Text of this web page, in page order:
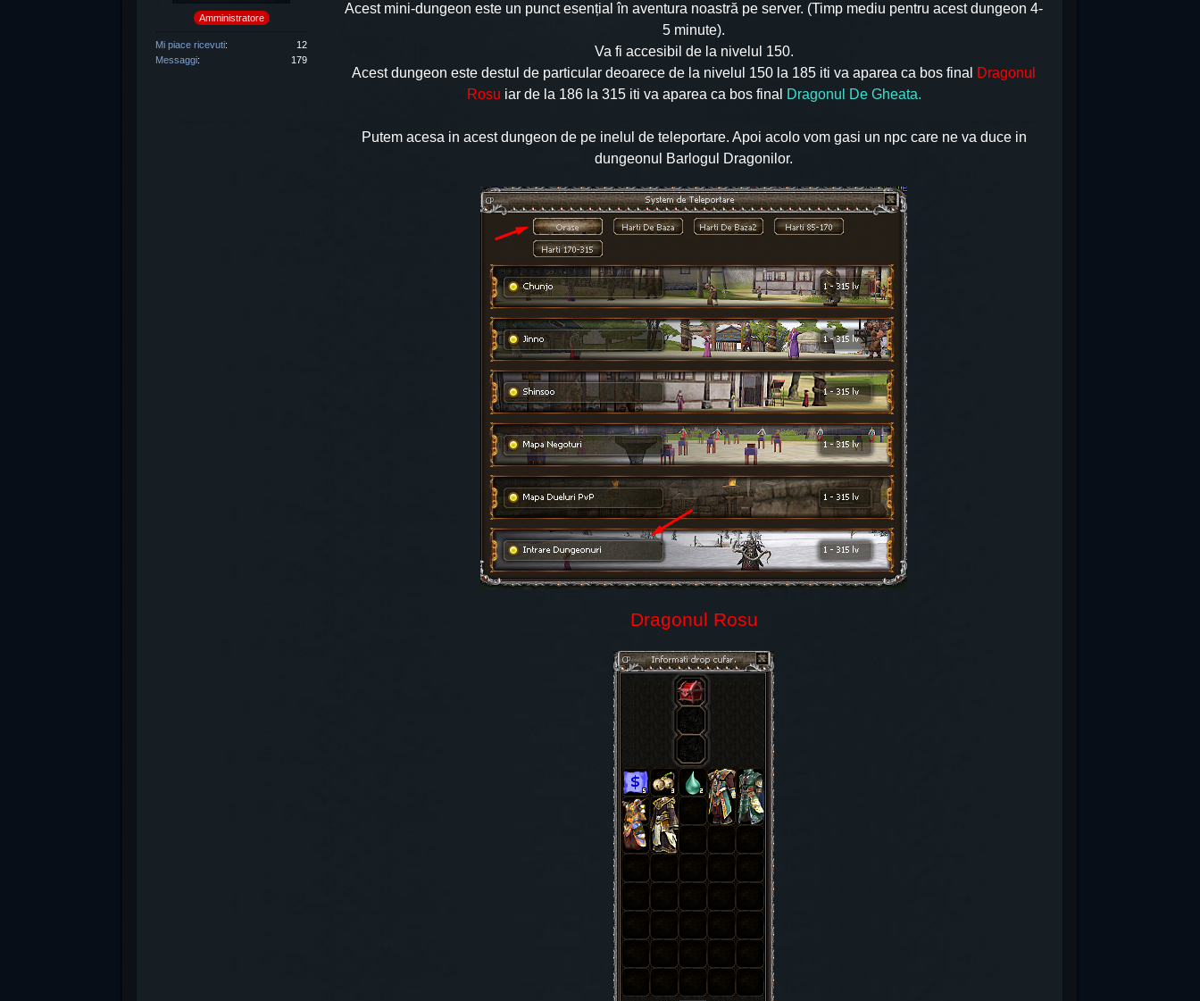
Amministratore
Mi piace ricevuti
12
Messaggi
179
Acest mini-dungeon este un punct esențial în aventura noastră pe server. (Timp mediu pentru acest dungeon 4-
5 minute).
Va fi accesibil de la nivelul 150.
Acest dungeon este destul de particular deoarece de la nivelul 150 la 185 iti va aparea ca bos final Dragonul
Rosu iar de la 186 la 315 iti va aparea ca bos final Dragonul De Gheata.
Putem acesa in acest dungeon de pe inelul de teleportare. Apoi acolo vom gasi un npc care ne va duce in
dungeonul Barlogul Dragonilor.
Dragonul Rosu